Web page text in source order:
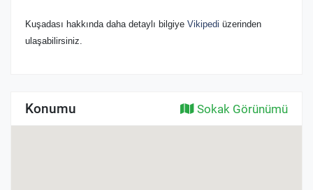
Kuşadası hakkında daha detaylı bilgiye Vikipedi üzerinden
ulaşabilirsiniz.
Konumu Sokak Görünümü